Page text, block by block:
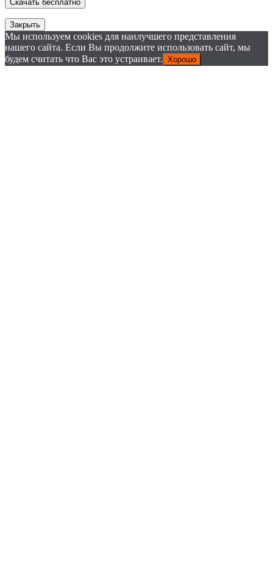
Закрыть
Мы используем cookies для наилучшего представления
нашего сайта. Если Вы продолжите использовать сайт, мы
будем считать что Вас это устраивает. Хорошо